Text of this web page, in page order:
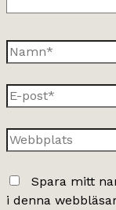
Namn*
E-
post*
Webbplats
Spara mitt
i denna